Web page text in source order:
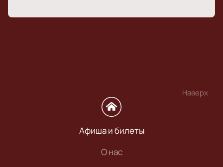
Наверх
Афиша и билеты
О нас